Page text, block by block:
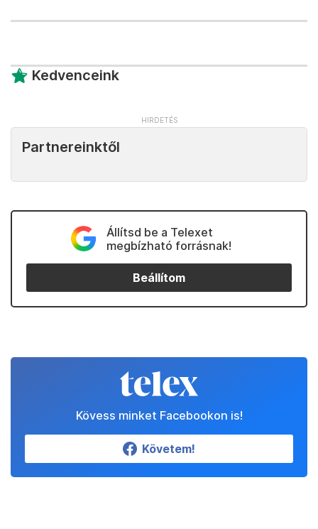
Kedvenceink
Partnereinktől
Állítsd be a Telexet
megbízható forrásnak!
Beállítom
Kövess minket Facebookon is!
Követem!